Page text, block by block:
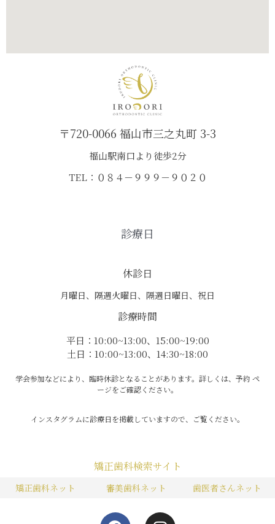
〒720-0066 福山市三之丸町 3-3
福山駅南口より徒歩2分
TEL：０８４－９９９－９０２０
診療日
休診日
月曜日、隔週火曜日、隔週日曜日、祝日
診療時間
平日：10:00~13:00、15:00~19:00
土日：10:00~13:00、14:30~18:00
学会参加などにより、臨時休診となることがあります。詳しくは、予約 ペ
ージをご確認ください。
インスタグラムに診療日を掲載していますので、ご覧ください。
矯正歯科検索サイト
矯正歯科ネット 審美歯科ネット 歯医者さんネット
F I